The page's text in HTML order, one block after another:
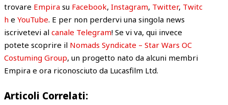
trovare Empira su Facebook,Instagram, Twitter, Twitc
h eYouTube. E per non perdervi una singola news
iscrivetevi alcanale Telegram! Se vi va, qui invece
potete scoprire il Nomads Syndicate – Star Wars OC
Costuming Group, un progetto nato da alcuni membri
Empira e ora riconosciuto da Lucasfilm Ltd.
Articoli Correlati: